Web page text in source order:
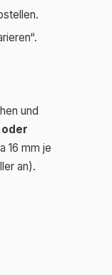
und
oder
16 mm je
an).